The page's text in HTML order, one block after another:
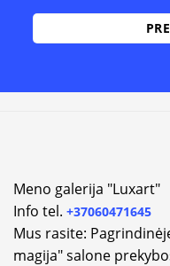
Meno galerija "Luxart"
Info tel. +37060471645
Mus rasite:
magija" salone